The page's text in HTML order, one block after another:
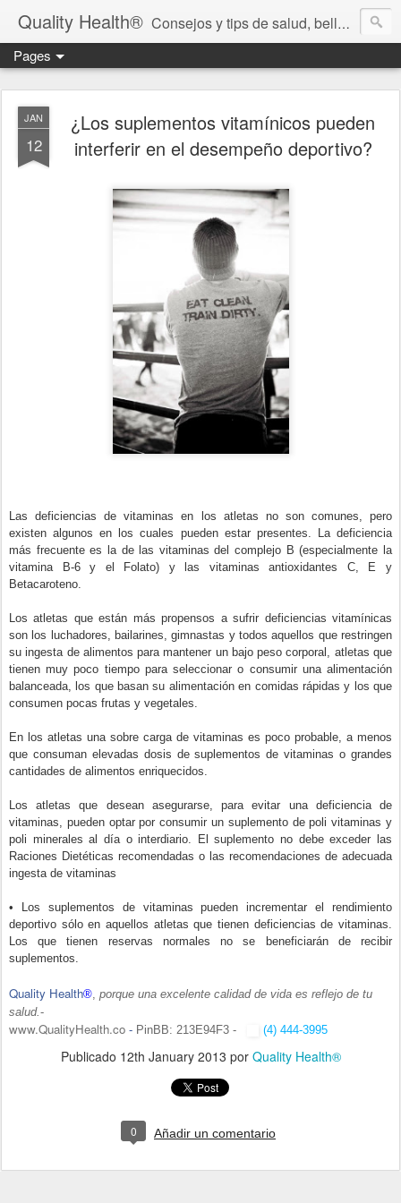
Quality Health® Consejos y tips de salud, belleza y cuidado personal.
Pages
JAN
12
¿Los suplementos vitamínicos pueden
interferir en el desempeño deportivo?
Las deficiencias de vitaminas en los atletas no son comunes, pero
existen algunos en los cuales pueden estar presentes. La deficiencia
más frecuente es la de las vitaminas del complejo B (especialmente la
vitamina B-6 y el Folato) y las vitaminas antioxidantes C, E y
Betacaroteno.
Los atletas que están más propensos a sufrir deficiencias vitamínicas
son los luchadores, bailarines, gimnastas y todos aquellos que restringen
su ingesta de alimentos para mantener un bajo peso corporal, atletas que
tienen muy poco tiempo para seleccionar o consumir una alimentación
balanceada, los que basan su alimentación en comidas rápidas y los que
consumen pocas frutas y vegetales.
En los atletas una sobre carga de vitaminas es poco probable, a menos
que consuman elevadas dosis de suplementos de vitaminas o grandes
cantidades de alimentos enriquecidos.
Los atletas que desean asegurarse, para evitar una deficiencia de
vitaminas, pueden optar por consumir un suplemento de poli vitaminas y
poli minerales al día o interdiario. El suplemento no debe exceder las
Raciones Dietéticas recomendadas o las recomendaciones de adecuada
ingesta de vitaminas
• Los suplementos de vitaminas pueden incrementar el rendimiento
deportivo sólo en aquellos atletas que tienen deficiencias de vitaminas.
Los que tienen reservas normales no se beneficiarán de recibir
suplementos.
Quality Health® porque una excelente calidad de vida es reflejo de tu
salud. -
www.QualityHealth.co - PinBB: 213E94F3 - (4) 444-3995
Publicado 12th January 2013 por Quality Health®
0 Añadir un comentario